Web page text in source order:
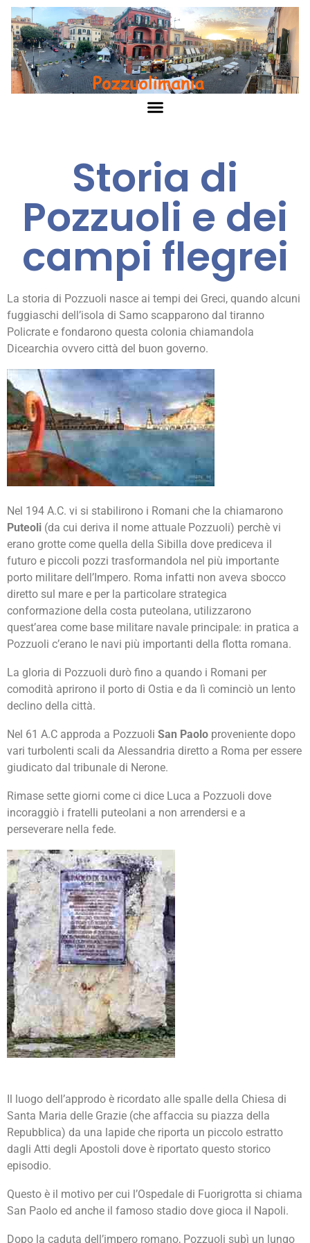
Storia di
Pozzuoli e dei
campi flegrei
La storia di Pozzuoli nasce ai tempi dei Greci, quando alcuni
fuggiaschi dell’isola di Samo scapparono dal tiranno
Policrate e fondarono questa colonia chiamandola
Dicearchia ovvero città del buon governo.
Nel 194 A.C. vi si stabilirono i Romani che la chiamarono
Puteoli (da cui deriva il nome attuale Pozzuoli) perchè vi
erano grotte come quella della Sibilla dove prediceva il
futuro e piccoli pozzi trasformandola nel più importante
porto militare dell’Impero. Roma infatti non aveva sbocco
diretto sul mare e per la particolare strategica
conformazione della costa puteolana, utilizzarono
quest’area come base militare navale principale: in pratica a
Pozzuoli c’erano le navi più importanti della flotta romana.
La gloria di Pozzuoli durò fino a quando i Romani per
comodità aprirono il porto di Ostia e da lì cominciò un lento
declino della città.
Nel 61 A.C approda a Pozzuoli San Paolo proveniente dopo
vari turbolenti scali da Alessandria diretto a Roma per essere
giudicato dal tribunale di Nerone.
Rimase sette giorni come ci dice Luca a Pozzuoli dove
incoraggiò i fratelli puteolani a non arrendersi e a
perseverare nella fede.
Il luogo dell’approdo è ricordato alle spalle della Chiesa di
Santa Maria delle Grazie (che affaccia su piazza della
Repubblica) da una lapide che riporta un piccolo estratto
dagli Atti degli Apostoli dove è riportato questo storico
episodio.
Questo è il motivo per cui l’Ospedale di Fuorigrotta si chiama
San Paolo ed anche il famoso stadio dove gioca il Napoli.
Dopo la caduta dell’impero romano, Pozzuoli subì un lungo